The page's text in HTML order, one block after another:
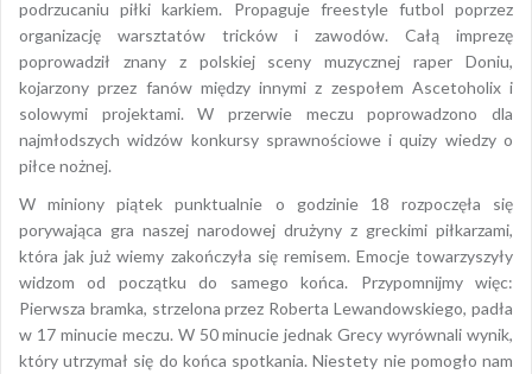
podrzucaniu piłki karkiem. Propaguje freestyle futbol poprzez
organizację warsztatów tricków i zawodów. Całą imprezę
poprowadził znany z polskiej sceny muzycznej raper Doniu,
kojarzony przez fanów między innymi z zespołem Ascetoholix i
solowymi projektami. W przerwie meczu poprowadzono dla
najmłodszych widzów konkursy sprawnościowe i quizy wiedzy o
piłce nożnej.
W miniony piątek punktualnie o godzinie 18 rozpoczęła się
porywająca gra naszej narodowej drużyny z greckimi piłkarzami,
która jak już wiemy zakończyła się remisem. Emocje towarzyszyły
widzom od początku do samego końca. Przypomnijmy więc:
Pierwsza bramka, strzelona przez Roberta Lewandowskiego, padła
w 17 minucie meczu. W 50 minucie jednak Grecy wyrównali wynik,
który utrzymał się do końca spotkania. Niestety nie pomogło nam